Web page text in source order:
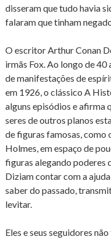
disseram que tudo havia
falaram que tinham
O escritor Arthur Conan
irmãs Fox. Ao longo de 40
de manifestações de
em 1926, o clássico A
alguns episódios e afirma
seres de outros planos
de figuras famosas, como
Holmes, em espaço de
figuras alegando poderes
Diziam contar com a
saber do passado,
levitar.
Eles e seus seguidores